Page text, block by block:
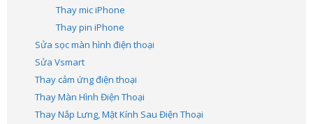
Thay mic iPhone
Thay pin iPhone
Sửa sọc màn hình điện thoại
Sửa Vsmart
Thay cảm ứng điện thoại
Thay Màn Hình Điện Thoại
Thay Nắp Lưng, Mặt Kính Sau Điện Thoại